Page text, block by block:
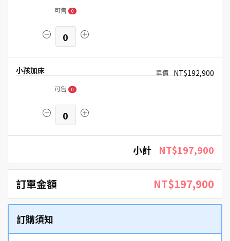
可售 0
0
小孩加床 NT$192,900
可售 0
0
小計 NT$197,900
訂單金額 NT$197,900
訂購須知